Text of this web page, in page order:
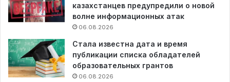
казахстанцев предупредили о новой
волне информационных атак
06.08.2026
Стала известна дата и время
публикации списка обладателей
образовательных грантов
06.08.2026